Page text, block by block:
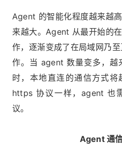
Agent 的智能化程度越来越
来越大。Agent 从最开始的
作，逐渐变成了在局域网乃
作。当 agent 数量变多，
时，本地直连的通信方式
https 协议一样，agent 也
议。
Agent 通信